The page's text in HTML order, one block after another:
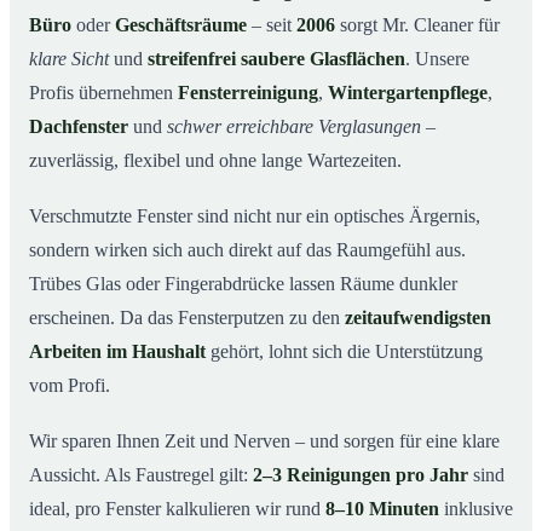
04So funktioniert’s
05Fensterreinigung in Berlin und Umgebung
07
So arbeiten unsere Reinigungskräfte bei einer
Fensterreinigung in Berlin
Büro oderGeschäftsräume – seit 2006 sorgt Mr. Cleaner für
klare Sichtund streifenfrei saubere Glasflächen. Unsere
Profis übernehmen Fensterreinigung, Wintergartenpflege,
Dachfenster und schwer erreichbare Verglasungen –
zuverlässig, flexibel und ohne lange Wartezeiten.
Verschmutzte Fenster sind nicht nur ein optisches Ärgernis,
sondern wirken sich auch direkt auf das Raumgefühl aus.
Trübes Glas oder Fingerabdrücke lassen Räume dunkler
erscheinen. Da das Fensterputzen zu den zeitaufwendigsten
Arbeiten im Haushalt gehört, lohnt sich die Unterstützung
vom Profi.
Wir sparen Ihnen Zeit und Nerven – und sorgen für eine klare
Aussicht. Als Faustregel gilt: 2–3 Reinigungen pro Jahr sind
ideal, pro Fenster kalkulieren wir rund 8–10 Minuten inklusive